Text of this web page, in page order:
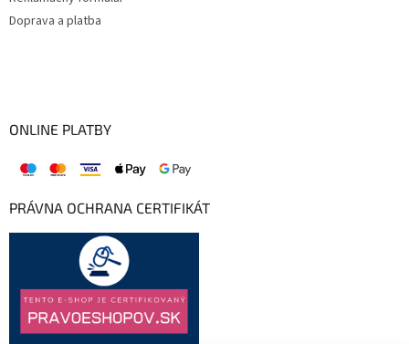
Doprava a platba
ONLINE PLATBY
PRÁVNA OCHRANA CERTIFIKÁT